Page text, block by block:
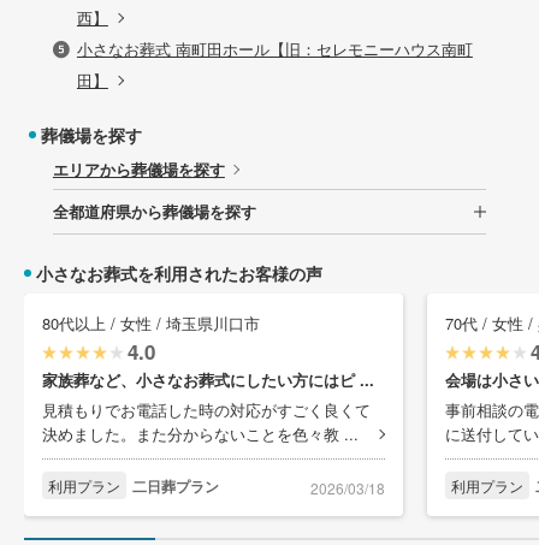
西】
小さなお葬式 南町田ホール【旧：セレモニーハウス南町
田】
葬儀場を探す
エリアから葬儀場を探す
全都道府県から葬儀場を探す
小さなお葬式を利用されたお客様の声
80代以上 / 女性 / 埼玉県川口市
4.0
家族葬など、小さなお葬式にしたい方にはピ ...
見積もりでお電話した時の対応がすごく良くて
決めました。また分からないことを色々教 ...
利用プラン 二日葬プラン 2026/03/18
70代 / 女性 /
会場は小さ
事前相談の
に送付して
利用プラン